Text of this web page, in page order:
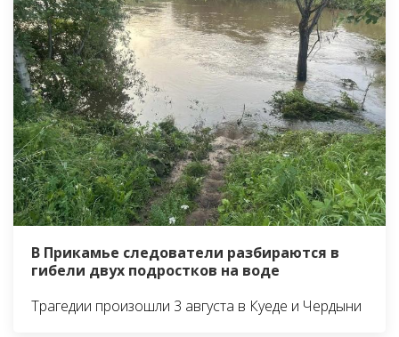
В Прикамье следователи разбираются в
гибели двух подростков на воде
Трагедии произошли 3 августа в Куеде и Чердыни